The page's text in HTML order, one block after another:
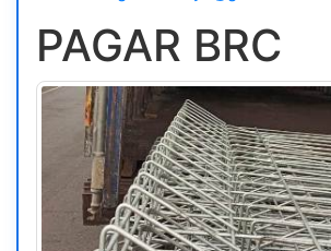
PAGAR BRC